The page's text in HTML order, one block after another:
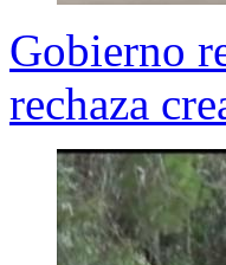
Gobierno
rechaza